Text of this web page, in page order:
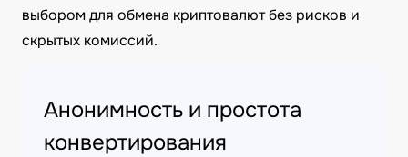
выбором для обмена криптовалют без рисков и
скрытых комиссий.
Анонимность и простота
конвертирования